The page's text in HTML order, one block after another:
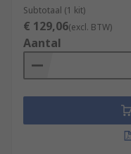
Subtotaal (1 kit)
€ 129,06(excl. BTW)
Aantal